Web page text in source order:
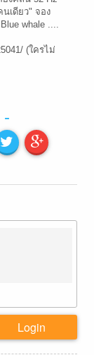
เดียว" จอง
whale ....
(ใครไม่
-
Login